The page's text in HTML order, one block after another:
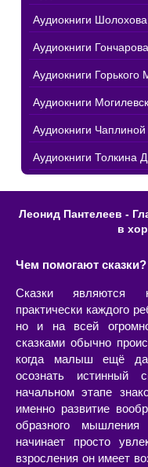
Аудиокниги
Аудиокниги
Аудиокниги Горького
Аудиокниги
Аудиокниги
Аудиокниги Толкина
Леонид Пантелеев -
в
Чем помогают сказки?
Сказки являются
практически каждого
но и на всей
сказками обычно
когда малыш ещё
осознать истинный
начальном этапе
именно развитие
образного
начинает просто
взросления он имеет